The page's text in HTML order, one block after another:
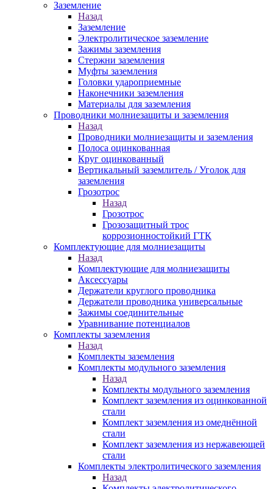
Заземление
Назад
Заземление
Электролитическое заземление
Зажимы заземления
Стержни заземления
Муфты заземления
Головки удароприемные
Наконечники заземления
Материалы для заземления
Проводники молниезащиты и заземления
Назад
Проводники молниезащиты и заземления
Полоса оцинкованная
Круг оцинкованный
Вертикальный заземлитель / Уголок для
заземления
Грозотрос
Назад
Грозотрос
Грозозащитный трос
коррозионностойкий ГТК
Комплектующие для молниезащиты
Назад
Комплектующие для молниезащиты
Аксессуары
Держатели круглого проводника
Держатели проводника универсальные
Зажимы соединительные
Уравнивание потенциалов
Комплекты заземления
Назад
Комплекты заземления
Комплекты модульного заземления
Назад
Комплекты модульного заземления
Комплект заземления из оцинкованной
стали
Комплект заземления из омеднённой
стали
Комплект заземления из нержавеющей
стали
Комплекты электролитического заземления
Назад